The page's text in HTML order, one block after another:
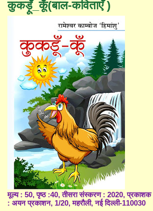
कुकड़ूँ_कूँ(बाल-कविताएँ )
मूल्य : 50, पृष्ठ :40, तीसरा संस्करण : 2020, प्रकाशक
: अयन प्रकाशन, 1/20, महरौली, नई दिल्ली-110030